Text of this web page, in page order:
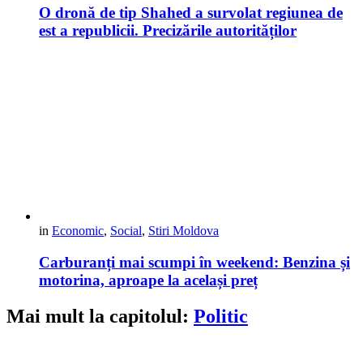
O dronă de tip Shahed a survolat regiunea de
est a republicii. Precizările autorităților
in Economic, Social, Stiri Moldova
Carburanți mai scumpi în weekend: Benzina și
motorina, aproape la același preț
Mai mult la capitolul: Politic